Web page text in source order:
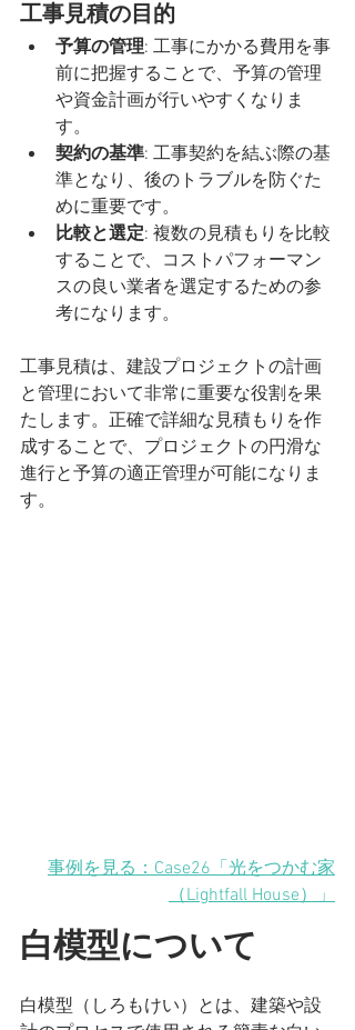
工事見積の目的
予算の管理: 工事にかかる費用を事
前に把握することで、予算の管理
や資金計画が行いやすくなりま
す。
契約の基準: 工事契約を結ぶ際の基
準となり、後のトラブルを防ぐた
めに重要です。
比較と選定: 複数の見積もりを比較
することで、コストパフォーマン
スの良い業者を選定するための参
考になります。
工事見積は、建設プロジェクトの計画
と管理において非常に重要な役割を果
たします。正確で詳細な見積もりを作
成することで、プロジェクトの円滑な
進行と予算の適正管理が可能になりま
す。
事例を見る：Case26「光をつかむ家
（Lightfall House）」
白模型について
白模型（しろもけい）とは、建築や設